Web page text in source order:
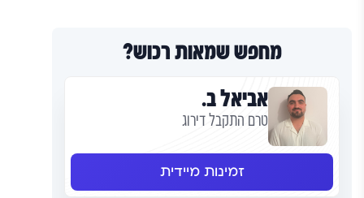
מחפש שמאות רכוש?
אביאל ב.
טרם התקבל דירוג
זמינות מיידית